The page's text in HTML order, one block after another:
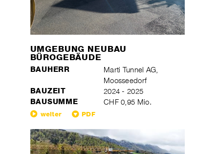
UMGEBUNG NEUBAU
BÜROGEBÄUDE
BAUHERR
Marti Tunnel AG,
Moosseedorf
BAUZEIT 2024 - 2025
BAUSUMME CHF 0,95 Mio.
weiter PDF